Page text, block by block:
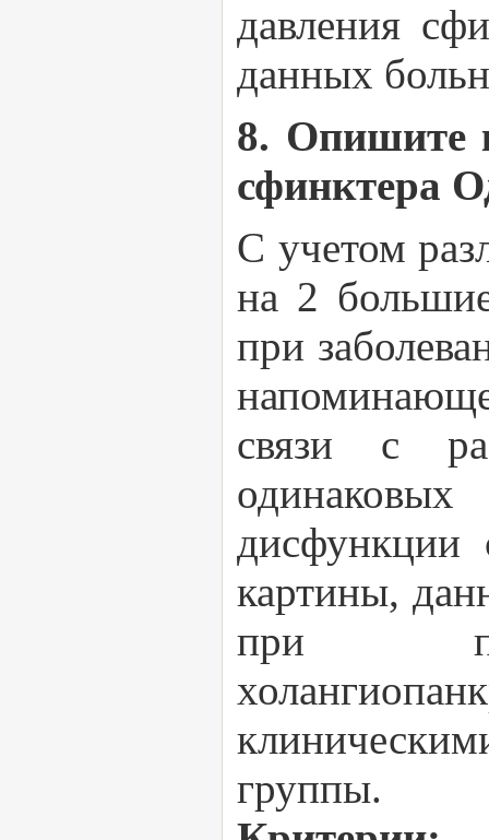
давления
данных
8. Опишите
сфинктера
С учетом
на 2
при
связи с
дисфункции
картины,
при
группы.